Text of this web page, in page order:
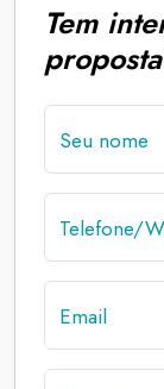
Tem
Seu nome
Telefone/
Email